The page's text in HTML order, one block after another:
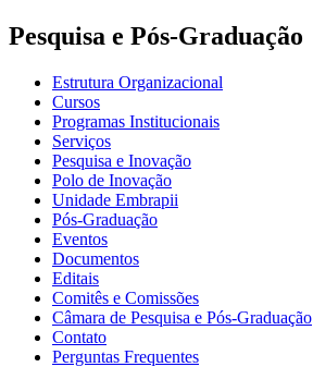
Pesquisa e Pós-Graduação
Estrutura Organizacional
Cursos
Programas Institucionais
Serviços
Pesquisa e Inovação
Polo de Inovação
Unidade Embrapii
Pós-Graduação
Eventos
Documentos
Editais
Comitês e Comissões
Câmara de Pesquisa e Pós-Graduação
Contato
Perguntas Frequentes